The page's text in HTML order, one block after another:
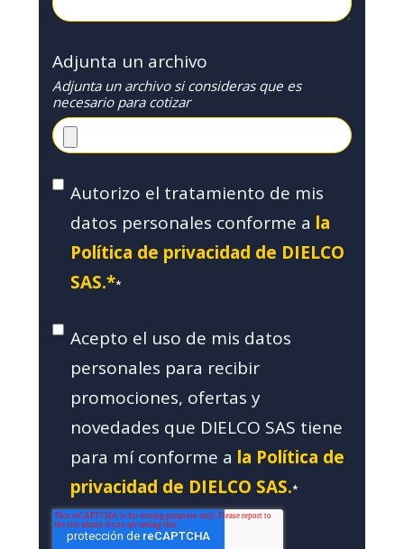
Adjunta un archivo
Adjunta un archivo si consideras que es
necesario para cotizar
Autorizo el tratamiento de mis
datos personales conforme a la
Política de privacidad de DIELCO
SAS.**
Acepto el uso de mis datos
personales para recibir
promociones, ofertas y
novedades que DIELCO SAS tiene
para mí conforme a la Política de
privacidad de DIELCO SAS.*